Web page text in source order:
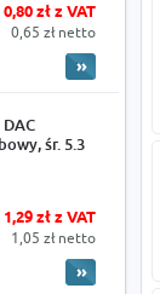
0,80 zł z VAT
0,65 zł netto
śr. 5.3
1,29 zł z VAT
1,05 zł netto